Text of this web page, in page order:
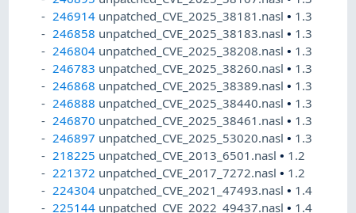
246914 unpatched_CVE_2025_38181.nasl• 1.3
246858 unpatched_CVE_2025_38183.nasl• 1.3
246804 unpatched_CVE_2025_38208.nasl• 1.3
246783 unpatched_CVE_2025_38260.nasl• 1.3
246868 unpatched_CVE_2025_38389.nasl• 1.3
246888 unpatched_CVE_2025_38440.nasl• 1.3
246870 unpatched_CVE_2025_38461.nasl• 1.3
246897 unpatched_CVE_2025_53020.nasl• 1.3
218225 unpatched_CVE_2013_6501.nasl• 1.2
221372 unpatched_CVE_2017_7272.nasl• 1.2
224304 unpatched_CVE_2021_47493.nasl• 1.4
225144 unpatched_CVE_2022_49437.nasl• 1.4